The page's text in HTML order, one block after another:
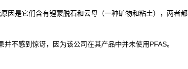
因是它们含有锂蒙脱石和云母（一种矿物和粘土），两者都
不感到惊讶，因为该公司在其产品中并未使用PFAS。